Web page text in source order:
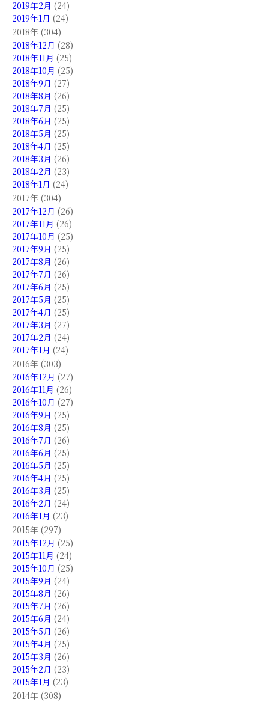
2019年2月 (24)
2019年1月 (24)
2018年 (304)
2018年12月 (28)
2018年11月 (25)
2018年10月 (25)
2018年9月 (27)
2018年8月 (26)
2018年7月 (25)
2018年6月 (25)
2018年5月 (25)
2018年4月 (25)
2018年3月 (26)
2018年2月 (23)
2018年1月 (24)
2017年 (304)
2017年12月 (26)
2017年11月 (26)
2017年10月 (25)
2017年9月 (25)
2017年8月 (26)
2017年7月 (26)
2017年6月 (25)
2017年5月 (25)
2017年4月 (25)
2017年3月 (27)
2017年2月 (24)
2017年1月 (24)
2016年 (303)
2016年12月 (27)
2016年11月 (26)
2016年10月 (27)
2016年9月 (25)
2016年8月 (25)
2016年7月 (26)
2016年6月 (25)
2016年5月 (25)
2016年4月 (25)
2016年3月 (25)
2016年2月 (24)
2016年1月 (23)
2015年 (297)
2015年12月 (25)
2015年11月 (24)
2015年10月 (25)
2015年9月 (24)
2015年8月 (26)
2015年7月 (26)
2015年6月 (24)
2015年5月 (26)
2015年4月 (25)
2015年3月 (26)
2015年2月 (23)
2015年1月 (23)
2014年 (308)